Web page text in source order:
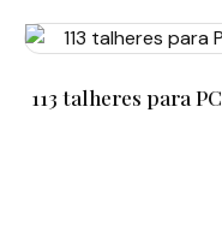
113 talheres para PC